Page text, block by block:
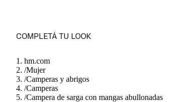
COMPLETÁ TU LOOK
hm.com
/Mujer
/Camperas y abrigos
/Camperas
/Campera de sarga con mangas abullonadas